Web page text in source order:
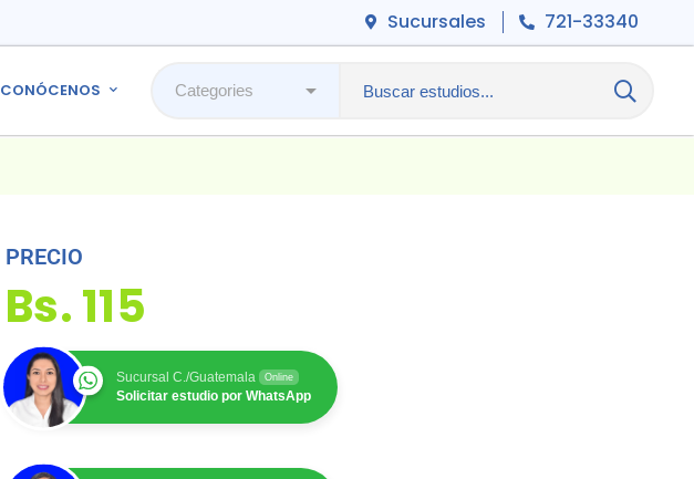
Sucursales 721-33340
CONÓCENOS
PRECIO
Bs.115
Sucursal C./Guatemala Online
Solicitar estudio por WhatsApp